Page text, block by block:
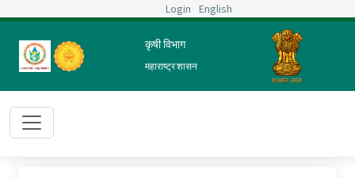
Login English
कृषी विभाग
महाराष्ट्र शासन